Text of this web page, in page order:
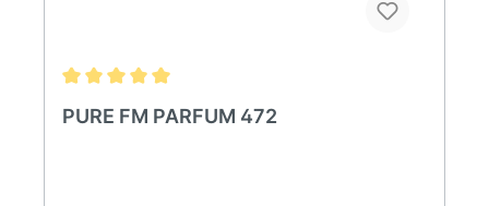
PURE FM PARFUM 472